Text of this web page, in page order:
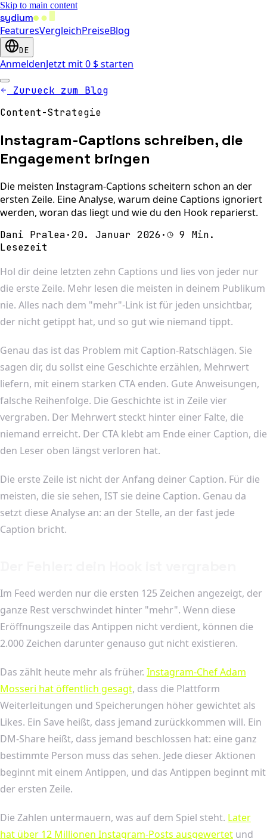
Skip to main content
sydium
FeaturesVergleichPreiseBlog
DE
AnmeldenJetzt mit 0 $ starten
Zurueck zum Blog
Content-Strategie
Instagram-Captions schreiben, die
Engagement bringen
Die meisten Instagram-Captions scheitern schon an der
ersten Zeile. Eine Analyse, warum deine Captions ignoriert
werden, woran das liegt und wie du den Hook reparierst.
Dani Pralea·20. Januar 2026·
9 Min.
Lesezeit
Hol dir deine letzten zehn Captions und lies von jeder nur
die erste Zeile. Mehr lesen die meisten in deinem Publikum
nie. Alles nach dem "mehr"-Link ist für jeden unsichtbar,
der nicht getippt hat, und so gut wie niemand tippt.
Genau das ist das Problem mit Caption-Ratschlägen. Sie
sagen dir, du sollst eine Geschichte erzählen, Mehrwert
liefern, mit einem starken CTA enden. Gute Anweisungen,
falsche Reihenfolge. Die Geschichte ist in Zeile vier
vergraben. Der Mehrwert steckt hinter einer Falte, die
niemand erreicht. Der CTA klebt am Ende einer Caption, die
den Leser oben längst verloren hat.
Die erste Zeile ist nicht der Anfang deiner Caption. Für die
meisten, die sie sehen, IST sie deine Caption. Genau da
setzt diese Analyse an: an der Stelle, an der fast jede
Caption bricht.
Im Feed werden nur die ersten 125 Zeichen angezeigt, der
ganze Rest verschwindet hinter "mehr". Wenn diese
Eröffnungszeile das Antippen nicht verdient, können die
2.000 Zeichen darunter genauso gut nicht existieren.
Das zählt heute mehr als früher. Instagram-Chef Adam
Mosseri hat öffentlich gesagt, dass die Plattform
Weiterleitungen und Speicherungen höher gewichtet als
Likes. Ein Save heißt, dass jemand zurückkommen will. Ein
DM-Share heißt, dass jemand beschlossen hat: eine ganz
bestimmte Person muss das sehen. Jede dieser Aktionen
beginnt mit einem Antippen, und das Antippen beginnt mit
der ersten Zeile.
Die Zahlen untermauern, was auf dem Spiel steht. Later
hat über 12 Millionen Instagram-Posts ausgewertet und